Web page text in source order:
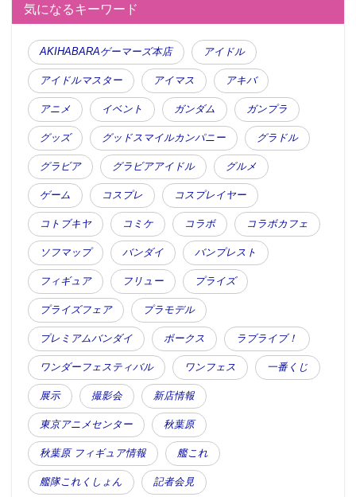
気になるキーワード
AKIHABARAゲーマーズ本店 アイドル
アイドルマスター アイマス アキバ
アニメ イベント ガンダム ガンプラ
グッズ グッドスマイルカンパニー グラドル
グラビア グラビアアイドル グルメ
ゲーム コスプレ コスプレイヤー
コトブキヤ コミケ コラボ コラボカフェ
ソフマップ バンダイ バンプレスト
フィギュア フリュー プライズ
プライズフェア プラモデル
プレミアムバンダイ ボークス ラブライブ！
ワンダーフェスティバル ワンフェス 一番くじ
展示 撮影会 新店情報
東京アニメセンター 秋葉原
秋葉原 フィギュア情報 艦これ
艦隊これくしょん 記者会見